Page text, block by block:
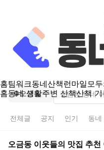
홈팀워크동네산책런마일모
홈동네 생활주변 산책산책 기
오금동
전체글 공지 인기 동네
오금동 이웃들의 맛집 추천